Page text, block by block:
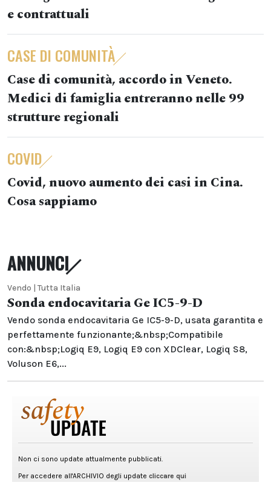
e contrattuali
CASE DI COMUNITÀ
Case di comunità, accordo in Veneto.
Medici di famiglia entreranno nelle 99
strutture regionali
COVID
Covid, nuovo aumento dei casi in Cina.
Cosa sappiamo
ANNUNCI
Vendo | Tutta Italia
Sonda endocavitaria Ge IC5-9-D
Vendo sonda endocavitaria Ge IC5-9-D, usata garantita e
perfettamente funzionante;&nbsp;Compatibile
con:&nbsp;Logiq E9, Logiq E9 con XDClear, Logiq S8,
Voluson E6,...